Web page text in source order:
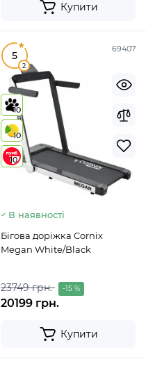
Купити
69407
5
2
10
10
10
В наявності
Бігова доріжка Cornix
Megan White/Black
23749 грн. -15 %
20199 грн.
Купити